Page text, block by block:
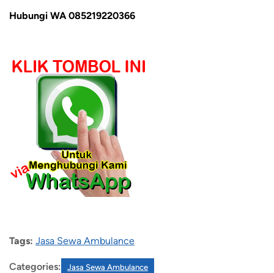
Hubungi WA 085219220366
Tags: Jasa Sewa Ambulance
Categories: Jasa Sewa Ambulance